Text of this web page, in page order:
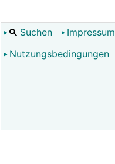
Suchen Impressum
Nutzungsbedingungen